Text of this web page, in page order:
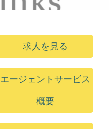
求人を見る
エージェントサービス
概要